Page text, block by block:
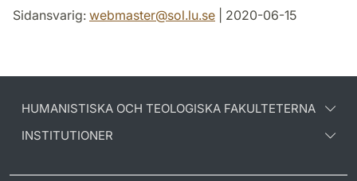
Sidansvarig: webmaster@sol.lu.se | 2020-06-15
HUMANISTISKA OCH TEOLOGISKA FAKULTETERNA
INSTITUTIONER